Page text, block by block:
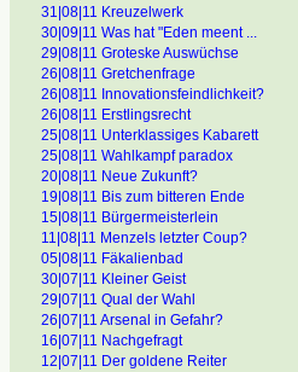
31|08|11 Kreuzelwerk
30|09|11 Was hat "Eden meent ...
29|08|11 Groteske Auswüchse
26|08|11 Gretchenfrage
26|08]11 Innovationsfeindlichkeit?
26|08|11 Erstlingsrecht
25|08|11 Unterklassiges Kabarett
25|08|11 Wahlkampf paradox
20|08|11 Neue Zukunft?
19|08|11 Bis zum bitteren Ende
15|08|11 Bürgermeisterlein
11|08|11 Menzels letzter Coup?
05|08|11 Fäkalienbad
30|07|11 Kleiner Geist
29|07|11 Qual der Wahl
26|07|11 Arsenal in Gefahr?
16|07|11 Nachgefragt
12|07|11 Der goldene Reiter